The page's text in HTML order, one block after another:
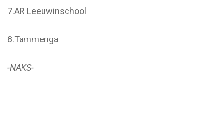
7.AR Leeuwinschool
8.Tammenga
-NAKS-